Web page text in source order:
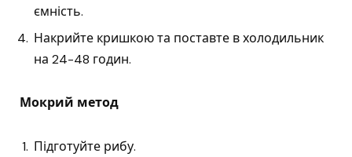
ємність.
Накрийте кришкою та поставте в холодильник
на 24-48 годин.
Мокрий метод
Підготуйте рибу.